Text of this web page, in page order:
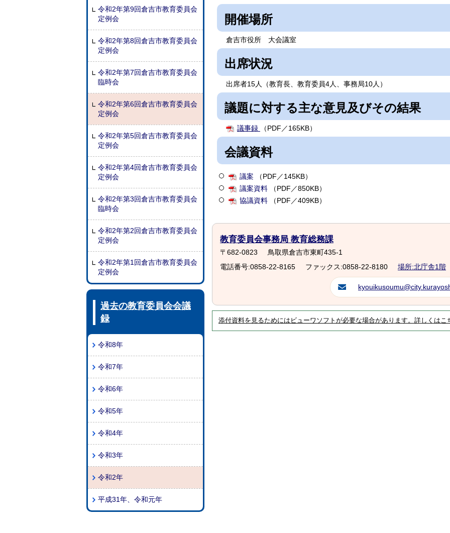
令和2年第9回倉吉市教育委員会
定例会
令和2年第8回倉吉市教育委員会
定例会
令和2年第7回倉吉市教育委員会
臨時会
令和2年第6回倉吉市教育委員会
定例会
令和2年第5回倉吉市教育委員会
定例会
令和2年第4回倉吉市教育委員会
定例会
令和2年第3回倉吉市教育委員会
臨時会
令和2年第2回倉吉市教育委員会
定例会
令和2年第1回倉吉市教育委員会
定例会
過去の教育委員会会議
録
令和8年
令和7年
令和6年
令和5年
令和4年
令和3年
令和2年
平成31年、令和元年
開催場所
倉吉市役所 大会議室
出席状況
出席者15人（教育長、教育委員4人、事務局10人）
議題に対する主な意見及びその結果
議事録 （PDF／165KB）
会議資料
議案
（PDF／145KB）
議案資料
（PDF／850KB）
協議資料
（PDF／409KB）
教育委員会事務局 教育総務課
〒682-0823
鳥取県倉吉市東町435-1
電話番号:0858-22-8165
ファックス:0858-22-8180 場所:北庁舎1階
添付資料を見るためにはビューワソフトが必要な場合があります。詳しくはこ